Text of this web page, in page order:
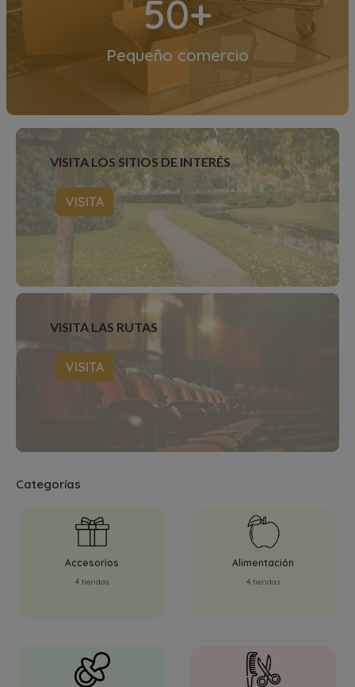
50+
Pequeño comercio
VISITA LOS SITIOS DE INTERÉS
VISITA
VISITA LAS RUTAS
VISITA
Categorías
Accesorios
4 tiendas
Alimentación
4 tiendas